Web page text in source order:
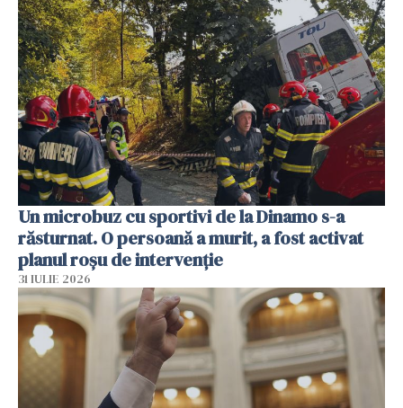
Un microbuz cu sportivi de la Dinamo s-a
răsturnat. O persoană a murit, a fost activat
planul roșu de intervenție
31 IULIE 2026